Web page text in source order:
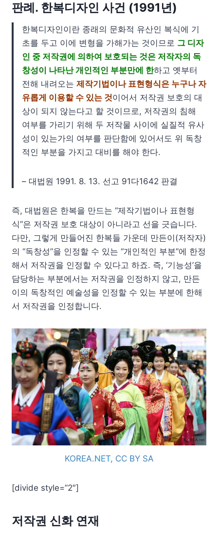
판례. 한복디자인 사건 (1991년)
한복디자인이란 종래의 문화적 유산인 복식에 기
초를 두고 이에 변형을 가해가는 것이므로 그 디자
인 중 저작권에 의하여 보호되는 것은 저작자의 독
창성이 나타난 개인적인 부분만에 한하고 옛부터
전해 내려오는 제작기법이나 표현형식은 누구나 자
유롭게 이용할 수 있는 것이어서 저작권 보호의 대
상이 되지 않는다고 할 것이므로, 저작권의 침해
여부를 가리기 위해 두 저작물 사이에 실질적 유사
성이 있는가의 여부를 판단함에 있어서도 위 독창
적인 부분을 가지고 대비를 해야 한다.
– 대법원 1991. 8. 13. 선고 91다1642 판결
즉, 대법원은 한복을 만드는 “제작기법이나 표현형
식”은 저작권 보호 대상이 아니라고 선을 긋습니다.
다만, 그렇게 만들어진 한복들 가운데 만든이(저작자)
의 “독창성”을 인정할 수 있는 “개인적인 부분”에 한정
해서 저작권을 인정할 수 있다고 하죠. 즉, ‘기능성’을
담당하는 부분에서는 저작권을 인정하지 않고, 만든
이의 독창적인 예술성을 인정할 수 있는 부분에 한해
서 저작권을 인정합니다.
KOREA.NET, CC BY SA
[divide style=”2″]
저작권 신화 연재